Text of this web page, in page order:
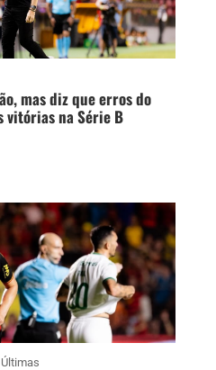
mas diz que erros do
vitórias na Série B
Últimas